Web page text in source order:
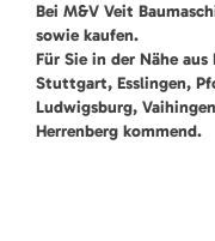
Bei M&V Veit
sowie kaufen.
Für Sie in der Nähe
Stuttgart, Esslingen,
Ludwigsburg,
Herrenberg kommend.